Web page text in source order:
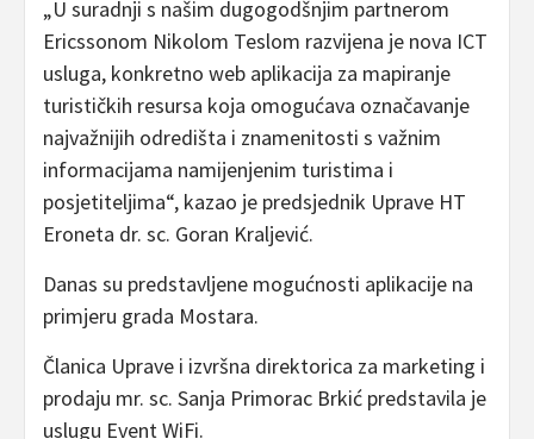
„U suradnji s našim dugogodšnjim partnerom
Ericssonom Nikolom Teslom razvijena je nova ICT
usluga, konkretno web aplikacija za mapiranje
turističkih resursa koja omogućava označavanje
najvažnijih odredišta i znamenitosti s važnim
informacijama namijenjenim turistima i
posjetiteljima“, kazao je predsjednik Uprave HT
Eroneta dr. sc. Goran Kraljević.
Danas su predstavljene mogućnosti aplikacije na
primjeru grada Mostara.
Članica Uprave i izvršna direktorica za marketing i
prodaju mr. sc. Sanja Primorac Brkić predstavila je
uslugu Event WiFi.